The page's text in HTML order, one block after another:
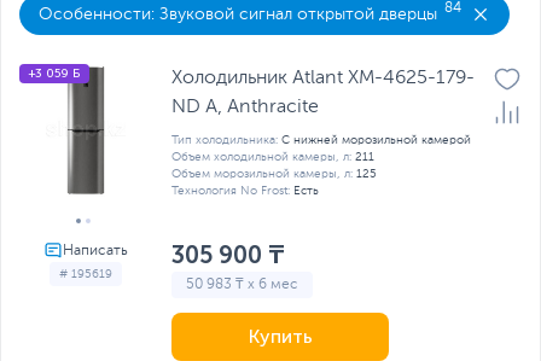
Особенности: Звуковой сигнал открытой дверцы 84
# 195619
+3 059 Б
Холодильник Atlant ХМ-4625-179-
ND A, Anthracite
Тип холодильника: С нижней морозильной камерой
Объем холодильной камеры, л: 211
Объем морозильной камеры, л: 125
Технология No Frost: Есть
305 900 ₸
50 983 ₸ x 6 мес
Купить